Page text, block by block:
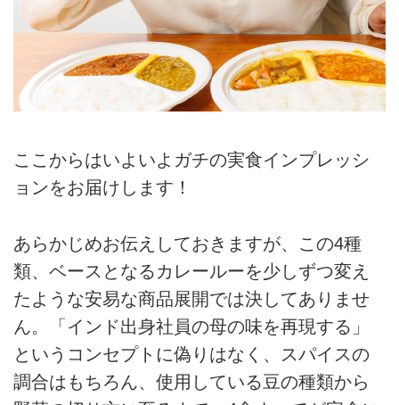
ここからはいよいよガチの実食インプレッシ
ョンをお届けします！
あらかじめお伝えしておきますが、この4種
類、ベースとなるカレールーを少しずつ変え
たような安易な商品展開では決してありませ
ん。「インド出身社員の母の味を再現する」
というコンセプトに偽りはなく、スパイスの
調合はもちろん、使用している豆の種類から